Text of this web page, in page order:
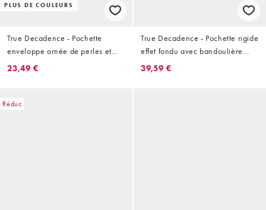
PLUS DE COULEURS
True Decadence - Pochette
enveloppe ornée de perles et
franges - Doré
23,49 €
True Decadence - Pochette rigide
effet fondu avec bandoulière
amovible - Doré
39,59 €
Réduc